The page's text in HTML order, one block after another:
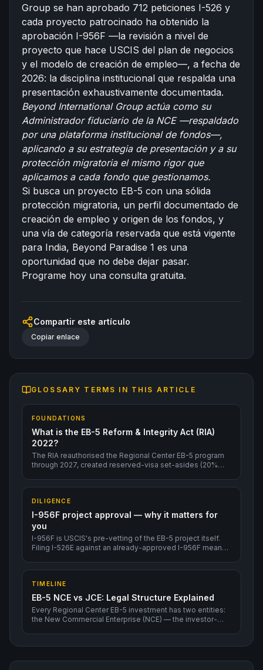
Group se han aprobado 712 peticiones I-526 y
cada proyecto patrocinado ha obtenido la
aprobación I-956F —la revisión a nivel de
proyecto que hace USCIS del plan de negocios
y el modelo de creación de empleo—, a fecha de
2026: la disciplina institucional que respalda una
presentación exhaustivamente documentada.
Beyond International Group actúa como su
Administrador fiduciario de la NCE—respaldado
por una plataforma institucional de fondos—,
aplicando a su estrategia de presentación y a su
protección migratoria el mismo rigor que
aplicamos a cada fondo que gestionamos.
Si busca un proyecto EB-5 con una sólida
protección migratoria, un perfil documentado de
creación de empleo y origen de los fondos, y
una vía de categoría reservada que está vigente
para India, Beyond Paradise 1 es una
oportunidad que no debe dejar pasar.
Programe hoy una consulta gratuita.
Compartir este artículo
Copiar enlace
GLOSSARY TERMS IN THIS ARTICLE
FOUNDATIONS
What is the EB-5 Reform & Integrity Act (RIA)
2022?
The RIA reauthorised the Regional Center EB-5 program
through 2027, created reserved-visa set-asides (20%
project approval).
DILIGENCE
I-956F project approval — why it matters for
you
I-956F is USCIS's pre-vetting of the EB-5 project itself.
Filing I-526E against an already-approved I-956F means
TIMELINE
EB-5 NCE vs JCE: Legal Structure Explained
Every Regional Center EB-5 investment has two entities:
the New Commercial Enterprise (NCE) — the investor-
members in the NCE; the NCE lends or invests in the JCE.